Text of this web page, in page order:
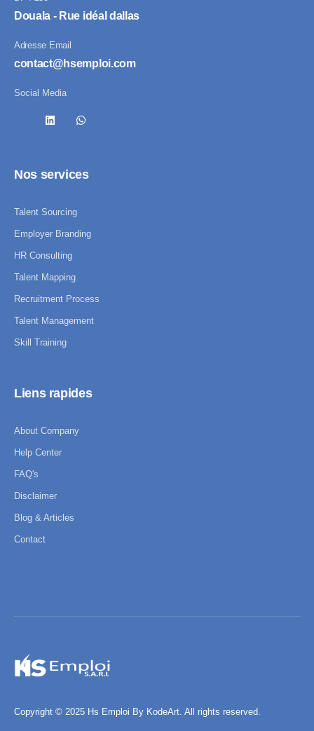
Douala - Rue idéal dallas
Adresse Email
contact@hsemploi.com
Social Media
Nos services
Talent Sourcing
Employer Branding
HR Consulting
Talent Mapping
Recruitment Process
Talent Management
Skill Training
Liens rapides
About Company
Help Center
FAQ's
Disclaimer
Blog & Articles
Contact
Copyright © 2025 Hs Emploi By KodeArt. All rights reserved.